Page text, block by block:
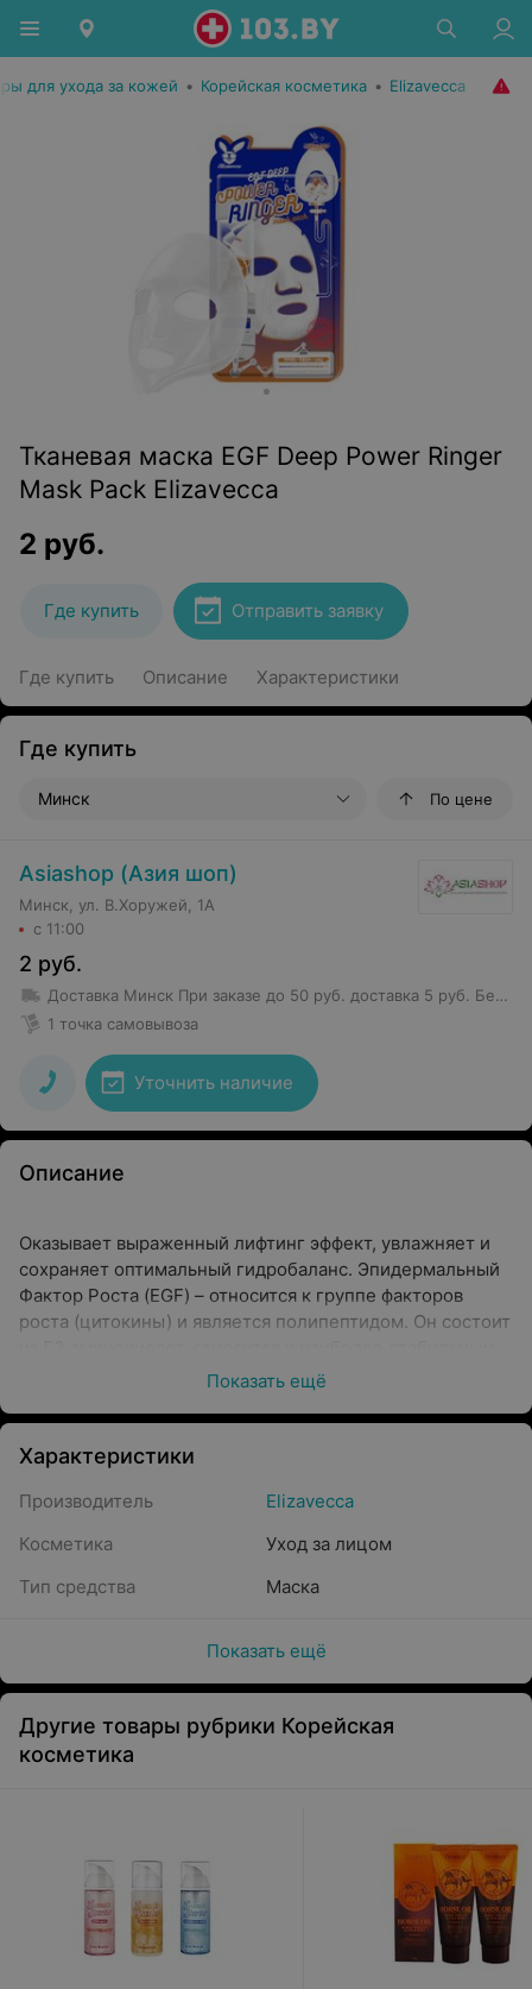
для ухода за кожей • Корейская косметика • Elizavecca
Тканевая маска EGF Deep Power Ringer
Mask Pack Elizavecca
2 руб.
Где купить Отправить заявку
Где купить Описание Характеристики
Где купить
Минск По цене
Asiashop (Азия шоп)
Минск, ул. В.Хоружей, 1А
с 11:00
2 руб.
Доставка Минск При заказе до 50 руб. доставка 5 руб. Бесплатная доставка от 50 руб.
1 точка самовывоза
Уточнить наличие
Описание
Оказывает выраженный лифтинг эффект, увлажняет и
сохраняет оптимальный гидробаланс. Эпидермальный
Фактор Роста (EGF) – относится к группе факторов
роста (цитокины) и является полипептидом. Он состоит
из всех изученных белков. Присутствует в клетках всех
Показать ещё
Характеристики
Производитель
Elizavecca
Косметика
Уход за лицом
Тип средства
Маска
Показать ещё
Другие товары рубрики Корейская
косметика